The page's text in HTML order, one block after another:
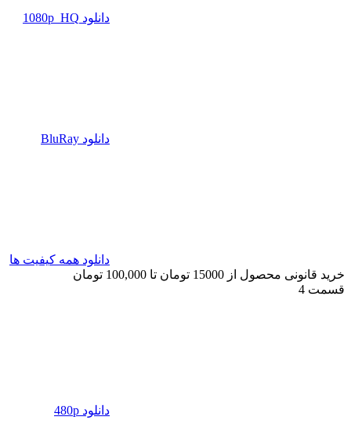
دانلود 1080p_HQ
دانلود BluRay
دانلود همه کیفیت ها
خرید قانونی محصول از 15000 تومان تا 100,000 تومان
قسمت 4
دانلود 480p